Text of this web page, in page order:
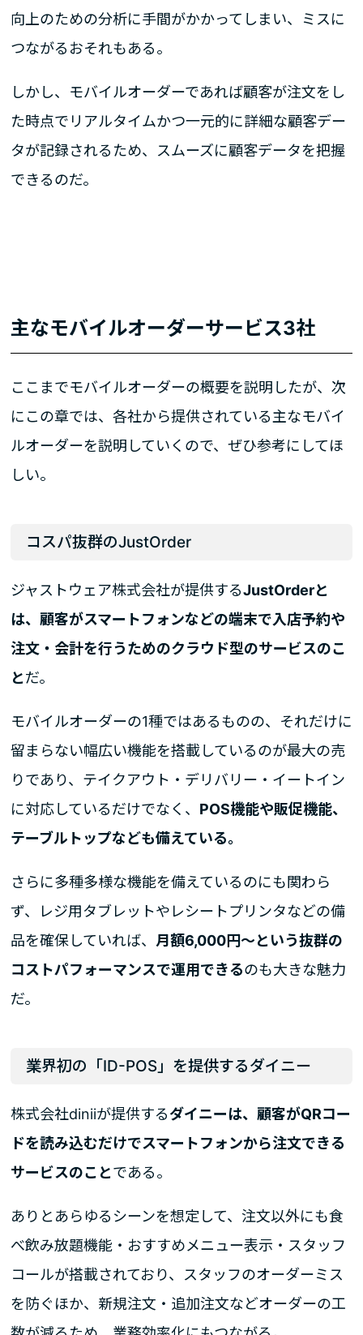
向上のための分析に手間がかかってしまい、ミスに
つながるおそれもある。
しかし、モバイルオーダーであれば顧客が注文をし
た時点でリアルタイムかつ一元的に詳細な顧客デー
タが記録されるため、スムーズに顧客データを把握
できるのだ。
主なモバイルオーダーサービス3社
ここまでモバイルオーダーの概要を説明したが、次
にこの章では、各社から提供されている主なモバイ
ルオーダーを説明していくので、ぜひ参考にしてほ
しい。
コスパ抜群のJustOrder
ジャストウェア株式会社が提供するJustOrderと
は、顧客がスマートフォンなどの端末で入店予約や
注文・会計を行うためのクラウド型のサービスのこ
とだ。
モバイルオーダーの1種ではあるものの、それだけに
留まらない幅広い機能を搭載しているのが最大の売
りであり、テイクアウト・デリバリー・イートイン
に対応しているだけでなく、 POS機能や販促機能、
テーブルトップなども備えている。
さらに多種多様な機能を備えているのにも関わら
ず、レジ用タブレットやレシートプリンタなどの備
品を確保していれば、 月額6,000円～という抜群の
コストパフォーマンスで運用できるのも大きな魅力
だ。
業界初の「ID-POS」を提供するダイニー
株式会社diniiが提供するダイニーは、顧客がQRコー
ドを読み込むだけでスマートフォンから注文できる
サービスのことである。
ありとあらゆるシーンを想定して、注文以外にも食
べ飲み放題機能・おすすめメニュー表示・スタッフ
コールが搭載されており、スタッフのオーダーミス
を防ぐほか、新規注文・追加注文などオーダーの工